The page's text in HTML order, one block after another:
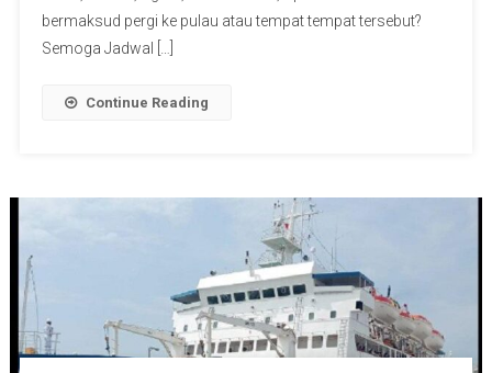
bermaksud pergi ke pulau atau tempat tempat tersebut?
Semoga Jadwal […]
Continue Reading